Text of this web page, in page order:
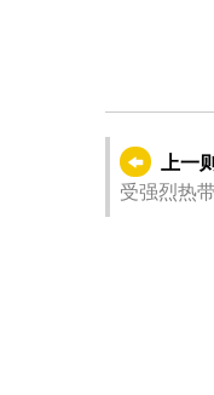
上一
受强烈热